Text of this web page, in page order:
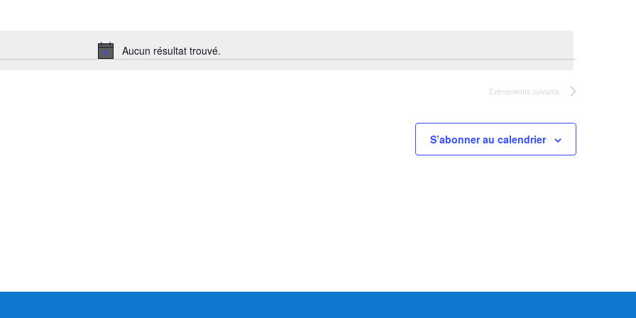
Notice
Aucun résultat trouvé.
Évènements suivants
S’abonner au calendrier